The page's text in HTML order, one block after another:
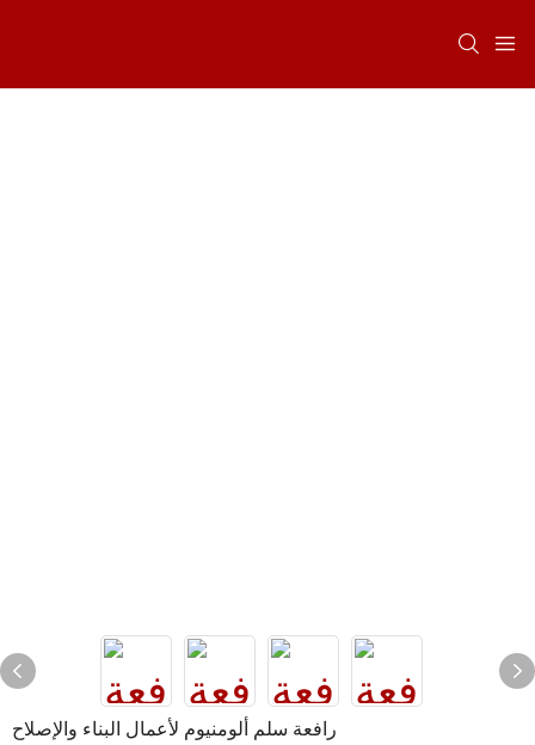
رافعة سلم ألومنيوم لأعمال البناء والإصلاح